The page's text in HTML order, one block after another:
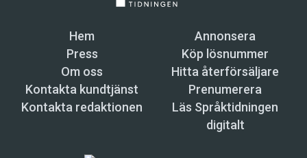
Hem
Annonsera
Press
Köp lösnummer
Om oss
Hitta återförsäljare
Kontakta kundtjänst
Prenumerera
Kontakta redaktionen
Läs Språktidningen
digitalt